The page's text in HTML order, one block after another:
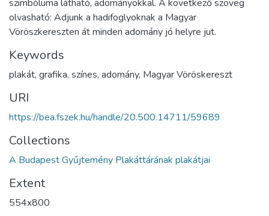
szimbóluma látható, adományokkal. A következő szöveg
olvasható: Adjunk a hadifoglyoknak a Magyar
Vöröszkereszten át minden adomány jó helyre jut.
Keywords
plakát, grafika, színes, adomány, Magyar Vöröskereszt
URI
https://bea.fszek.hu/handle/20.500.14711/59689
Collections
A Budapest Gyűjtemény Plakáttárának plakátjai
Extent
554x800